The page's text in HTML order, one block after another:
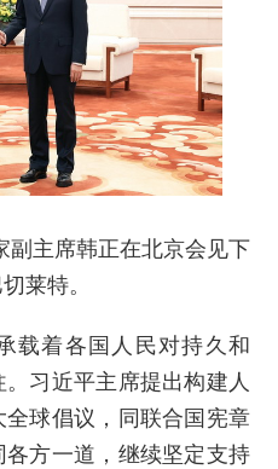
副主席韩正在北京会见下
莱特。
载着各国人民对持久和
习近平主席提出构建人
球倡议，同联合国宪章
方一道，继续坚定支持